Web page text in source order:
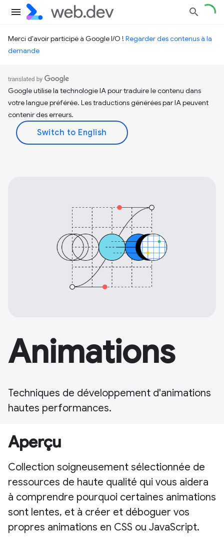
Merci d'avoir participé à Google I/O ! Regarder des contenus à la
demande
Google utilise la technologie IA pour traduire le contenu dans
votre langue préférée. Les traductions générées par IA peuvent
contenir des erreurs.
Animations
Techniques de développement d'animations
hautes performances.
Aperçu
Collection soigneusement sélectionnée de
ressources de haute qualité qui vous aidera
à comprendre pourquoi certaines animations
sont lentes, et à créer et déboguer vos
propres animations en CSS ou JavaScript.